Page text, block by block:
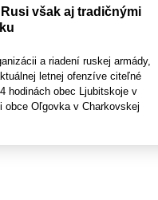
však aj tradičnými
a riadení ruskej armády,
letnej ofenzíve citeľné
hodinách obec Ljubitskoje v
obce Oľgovka v Charkovskej